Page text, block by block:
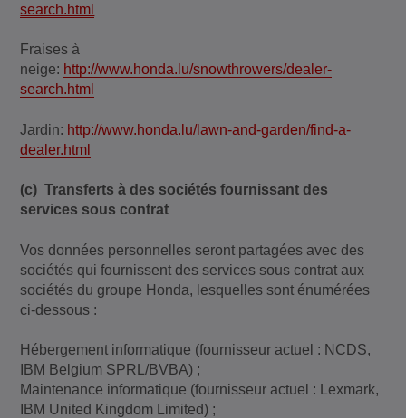
search.html
Fraises à
neige: http://www.honda.lu/snowthrowers/dealer-
search.html
Jardin: http://www.honda.lu/lawn-and-garden/find-a-
dealer.html
(c) Transferts à des sociétés fournissant des
services sous contrat
Vos données personnelles seront partagées avec des
sociétés qui fournissent des services sous contrat aux
sociétés du groupe Honda, lesquelles sont énumérées
ci-dessous :
Hébergement informatique (fournisseur actuel : NCDS,
IBM Belgium SPRL/BVBA) ;
Maintenance informatique (fournisseur actuel : Lexmark,
IBM United Kingdom Limited) ;